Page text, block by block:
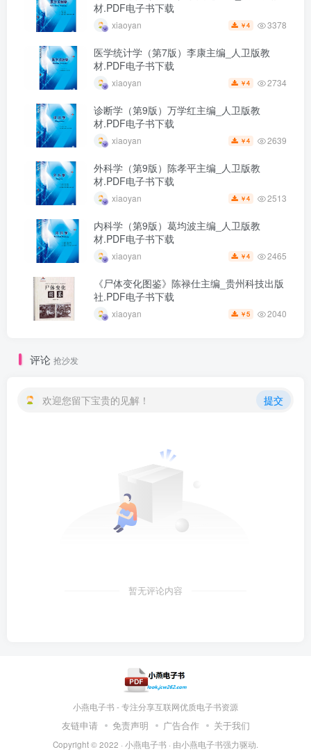
材.PDF电子书下载
xiaoyan ￥4 3378
医学统计学（第7版）李康主编_人卫版教
材.PDF电子书下载
xiaoyan ￥4 2734
诊断学（第9版）万学红主编_人卫版教
材.PDF电子书下载
xiaoyan ￥4 2639
外科学（第9版）陈孝平主编_人卫版教
材.PDF电子书下载
xiaoyan ￥4 2513
内科学（第9版）葛均波主编_人卫版教
材.PDF电子书下载
xiaoyan ￥4 2465
《尸体变化图鉴》陈禄仕主编_贵州科技出版
社.PDF电子书下载
xiaoyan ￥5 2040
评论 抢沙发
欢迎您留下宝贵的见解！ 提交
暂无评论内容
小燕电子书 - 专注分享互联网优质电子书资源
友链申请 免责声明 广告合作 关于我们
Copyright © 2022 · 小燕电子书 · 由小燕电子书强力驱动.